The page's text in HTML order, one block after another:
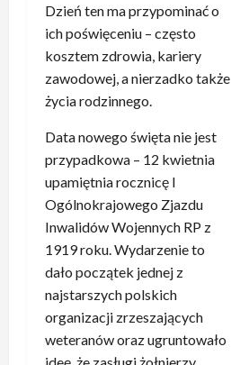
Dzień ten ma przypominać o
ich poświęceniu – często
kosztem zdrowia, kariery
zawodowej, a nierzadko także
życia rodzinnego.
Data nowego święta nie jest
przypadkowa – 12 kwietnia
upamiętnia rocznicę I
Ogólnokrajowego Zjazdu
Inwalidów Wojennych RP z
1919 roku. Wydarzenie to
dało początek jednej z
najstarszych polskich
organizacji zrzeszających
weteranów oraz ugruntowało
ideę, że zasługi żołnierzy